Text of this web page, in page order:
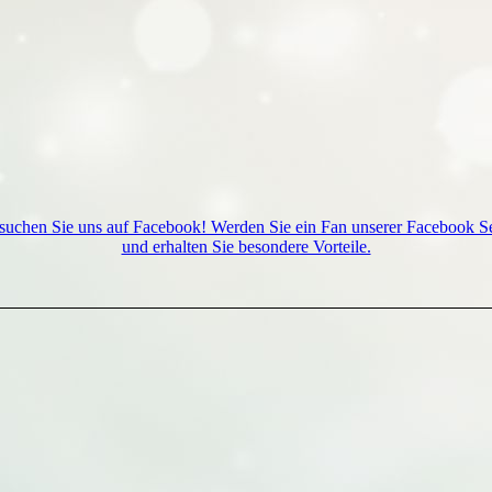
Sie uns auf Facebook! Werden Sie ein Fan unserer Facebook
und erhalten Sie besondere Vorteile.